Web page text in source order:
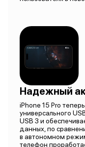
Надежный
iPhone 15 Pro
универсального
USB 3 и
данных, по
в автономном
телефон